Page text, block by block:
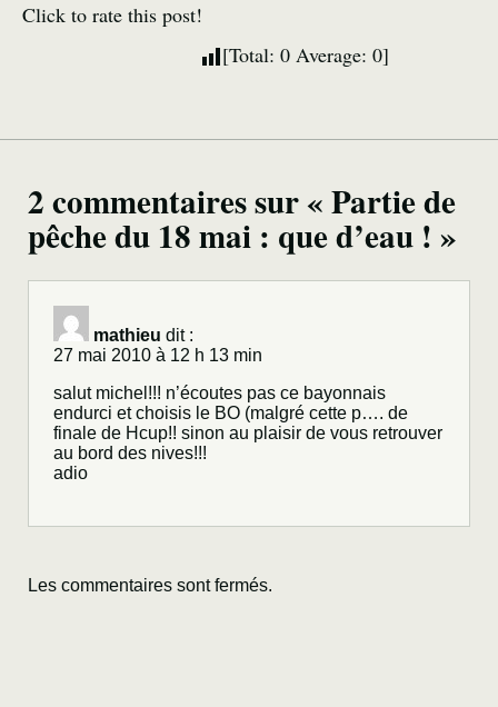
Click to rate this post!
[Total: 0 Average: 0]
2 commentaires sur « Partie de
pêche du 18 mai : que d’eau ! »
mathieu dit :
27 mai 2010 à 12 h 13 min
salut michel!!! n’écoutes pas ce bayonnais
endurci et choisis le BO (malgré cette p…. de
finale de Hcup!! sinon au plaisir de vous retrouver
au bord des nives!!!
adio
Les commentaires sont fermés.